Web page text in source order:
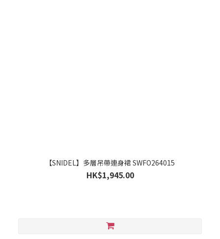
【SNIDEL】多層吊帶連身裙 SWFO264015
HK$1,945.00